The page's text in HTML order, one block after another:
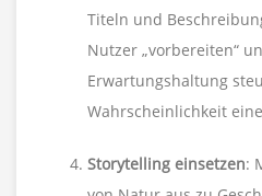
Titeln und
Nutzer „vorbereiten“
Erwartungshaltung
Wahrscheinlichkeit
Storytelling einsetzen: